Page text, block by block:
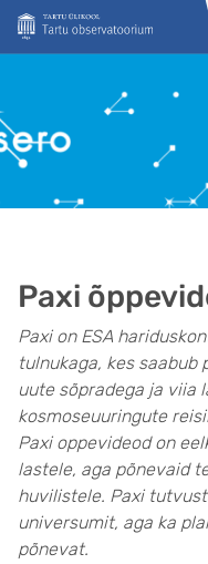
Liigu edasi põhisisu
Paxi
Paxi on ESA
tulnukaga, kes saabub
uute sõpradega ja viia
kosmoseuuringute
Paxi oppevideod on
lastele, aga põnevaid
huvilistele. Paxi
universumit, aga ka
põnevat.